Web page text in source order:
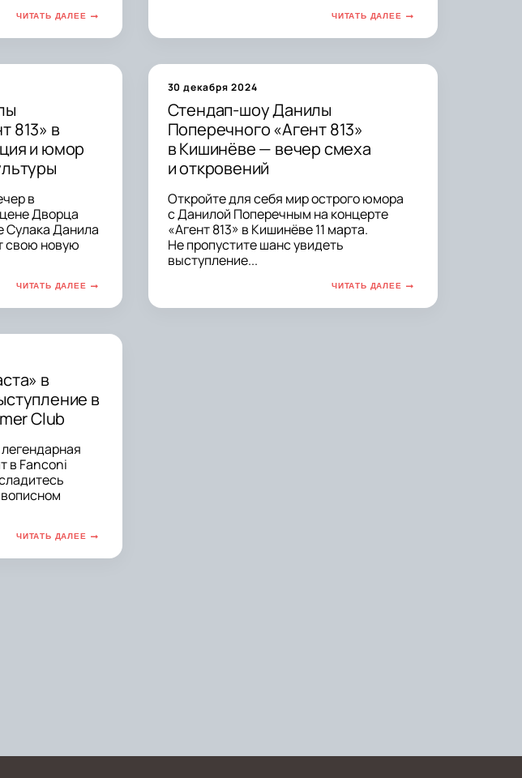
ЧИТАТЬ ДАЛЕЕ ЧИТАТЬ ДАЛЕЕ
813» в
и юмор
в
Дворца
Сулака Данила
свою новую
ЧИТАТЬ ДАЛЕЕ
30 декабря 2024
Стендап-шоу Данилы
Поперечного «Агент 813»
в Кишинёве — вечер смеха
и откровений
Откройте для себя мир острого юмора
с Данилой Поперечным на концерте
«Агент 813» в Кишинёве 11 марта.
Не пропустите шанс увидеть
выступление...
ЧИТАТЬ ДАЛЕЕ
в
в
Club
в Fanconi
ЧИТАТЬ ДАЛЕЕ